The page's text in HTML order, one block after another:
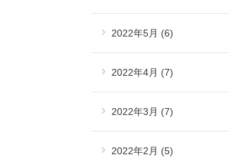
2022年5月 (6)
2022年4月 (7)
2022年3月 (7)
2022年2月 (5)